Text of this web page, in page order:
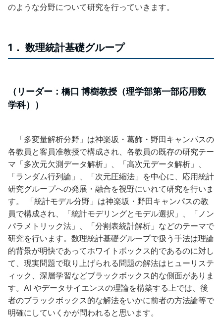
のような分野について研究を行っていきます。
1． 数理統計基礎グループ
（リーダー：橋口 博樹教授（理学部第一部応用数
学科））
「多変量解析分野」は神楽坂・葛飾・野田キャンパスの
各教員と客員准教授で構成され、各教員の既存の研究テー
マ「多次元欠測データ解析」、「高次元データ解析」、
「ランダム行列論」、「次元圧縮法」を中心に、応用統計
研究グループへの発展・融合を視野にいれて研究を行いま
す。 「統計モデル分野」は神楽坂・野田キャンパスの教
員で構成され、「統計モデリングとモデル選択」、「ノン
パラメトリック法」、「分割表統計解析」などのテーマで
研究を行います。数理統計基礎グループで扱う手法は理論
的背景が明快であってホワイトボックス的であるのに対し
て、現実問題で取り上げられる問題の解法はヒューリステ
ィック、深層学習などブラックボックス的な側面がありま
す。AI やデータサイエンスの理論を構築する上では、後
者のブラックボックス的な解法をいかに前者の方法論等で
明確にしていくかが問われると思います。